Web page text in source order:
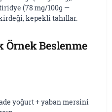
(78 mg/100g —
kepekli tahıllar.
Örnek Beslenme
yoğurt + yaban mersini